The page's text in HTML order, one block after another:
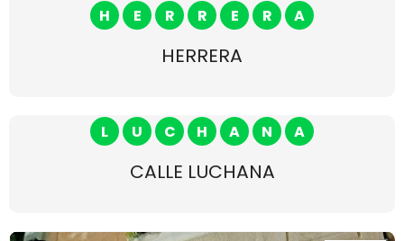
H E R R E R A
HERRERA
L U C H A N A
CALLE LUCHANA